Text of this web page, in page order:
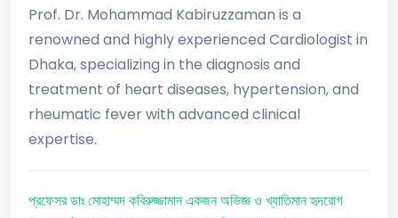
Prof. Dr. Mohammad Kabiruzzaman is a
renowned and highly experienced Cardiologist in
Dhaka, specializing in the diagnosis and
treatment of heart diseases, hypertension, and
rheumatic fever with advanced clinical
expertise.
প্রফেসর ডাঃ মোহাম্মদ কবিরুজ্জামান একজন অভিজ্ঞ ও খ্যাতিমান হৃদরোগ